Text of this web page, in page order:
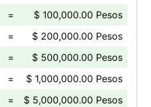
=
$ 100,000.00 Pesos
=
$ 200,000.00 Pesos
=
$ 500,000.00 Pesos
=
$ 1,000,000.00 Pesos
= $ 5,000,000.00 Pesos